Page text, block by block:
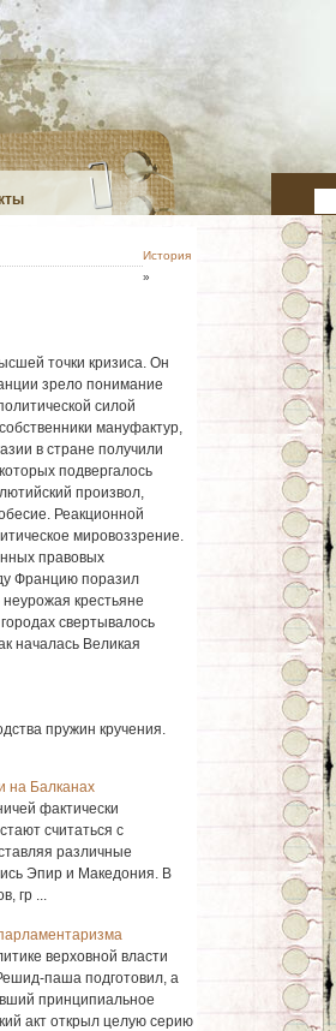
История
»
точки кризиса. Он
зрело понимание
силой
мануфактур,
в стране получили
подвергалось
произвол,
Реакционной
мировоззрение.
правовых
Францию поразил
неурожая крестьяне
свертывалось
началась Великая
пружин кручения.
на Балканах
фактически
считаться с
различные
Эпир и Македония. В
гр ...
верховной власти
паша подготовил, а
принципиальное
акт открыл целую серию